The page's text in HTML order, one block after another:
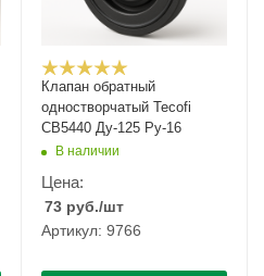
Клапан обратный
одностворчатый Tecofi
CB5440 Ду-125 Ру-16
В наличии
Цена:
73 руб./шт
Артикул: 9766